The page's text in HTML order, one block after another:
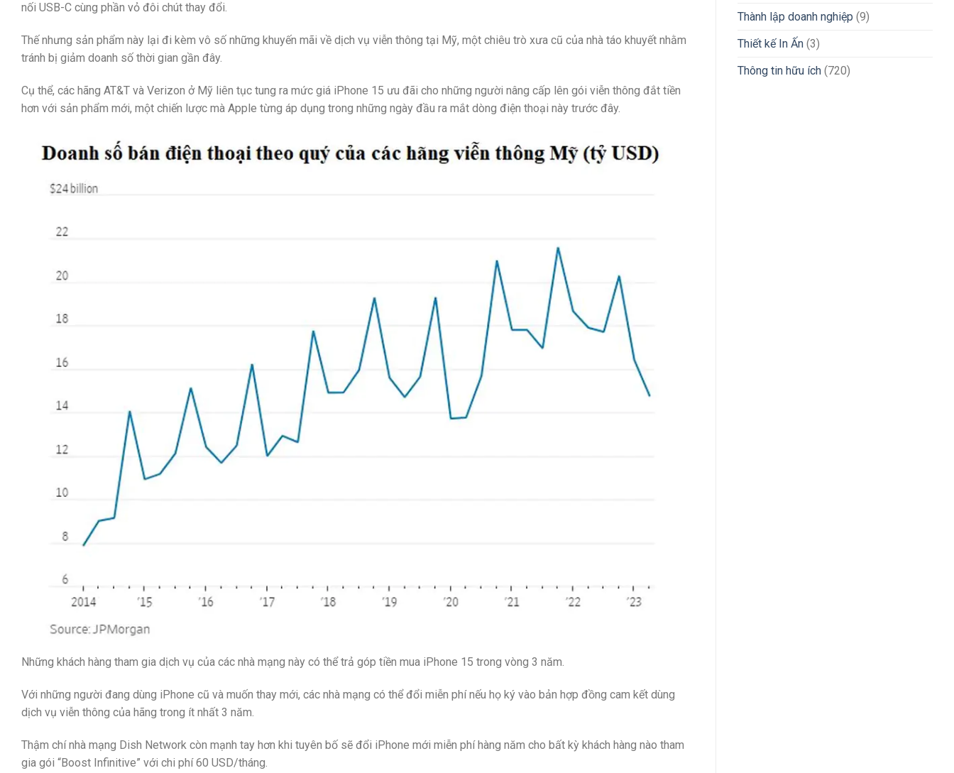
nối USB-C cùng phần vỏ đôi chút thay đổi.
Thế nhưng sản phẩm này lại đi kèm vô số những khuyến mãi về dịch vụ viễn thông tại Mỹ, một chiêu trò xưa cũ của nhà táo khuyết nhằm
tránh bị giảm doanh số thời gian gần đây.
Cụ thể, các hãng AT&T và Verizon ở Mỹ liên tục tung ra mức giá iPhone 15 ưu đãi cho những người nâng cấp lên gói viễn thông đắt tiền
hơn với sản phẩm mới, một chiến lược mà Apple từng áp dụng trong những ngày đầu ra mắt dòng điện thoại này trước đây.
Những khách hàng tham gia dịch vụ của các nhà mạng này có thể trả góp tiền mua iPhone 15 trong vòng 3 năm.
Với những người đang dùng iPhone cũ và muốn thay mới, các nhà mạng có thể đổi miễn phí nếu họ ký vào bản hợp đồng cam kết dùng
dịch vụ viễn thông của hãng trong ít nhất 3 năm.
Thậm chí nhà mạng Dish Network còn mạnh tay hơn khi tuyên bố sẽ đổi iPhone mới miễn phí hàng năm cho bất kỳ khách hàng nào tham
gia gói “Boost Infinitive” với chi phí 60 USD/tháng.
Thành lập doanh nghiệp (9)
Thiết kế In Ấn (3)
Thông tin hữu ích (720)